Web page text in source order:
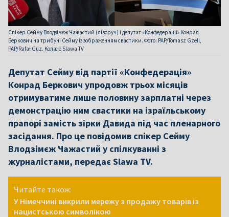
Спікер Сейму Влодзімєж Чажастий (ліворуч) і депутат «Конфедерації» Конрад
Беркович на трибуні Сейму із зображенням свастики. Фото: PAP/Tomasz Gzell,
PAP/Rafał Guz. Колаж: Slawa TV
Депутат Сейму від партії «Конфедерація»
Конрад Беркович упродовж трьох місяців
отримуватиме лише половину зарплатні через
демонстрацію ним свастики на ізраїльському
прапорі замість зірки Давида під час пленарного
засідання. Про це повідомив спікер Сейму
Влодзімєж Чажастий у спілкуванні з
журналістами, передає Slawa TV.
Читайте також:
У Німеччині викрили мережу з продажу товарів із
нацистською символікою